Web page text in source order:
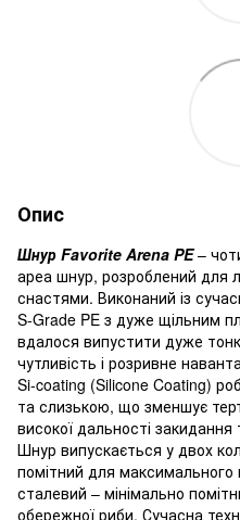
Опис
Шнур Favorite Arena PE–
ареа шнур, розроблений для
снастями. Виконаний із
S-Grade PE з дуже щільним
вдалося випустити дуже
чутливість і розривне
Si-coating (Silicone Coating)
та слизькою, що зменшує
високої дальності
Шнур випускається у двох
помітний для
сталевий – мінімально
обережної риби. Сучасна